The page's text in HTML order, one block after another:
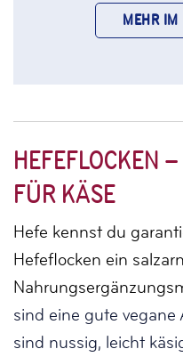
MEHR IM
HEFEFLOCKEN
FÜR KÄSE
Hefe kennst du
Hefeflocken ein
sind eine gute vegane
sind nussig, leicht